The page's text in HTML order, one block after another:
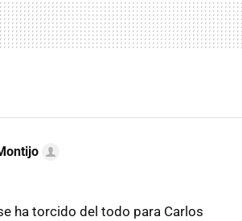
ha torcido del todo para Carlos